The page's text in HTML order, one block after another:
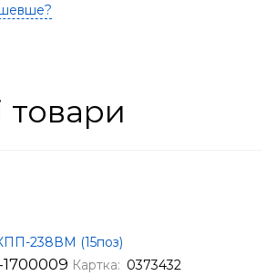
товари
238ВМ (15поз)
Картка: 0373432